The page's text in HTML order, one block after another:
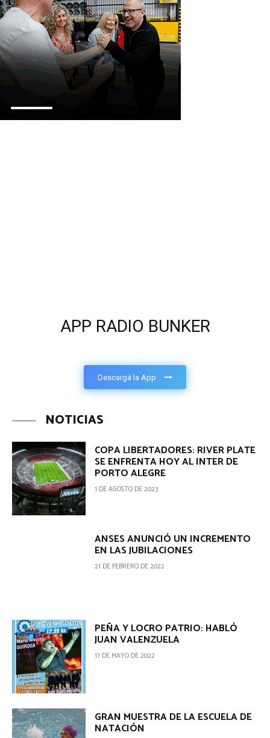
APP RADIO BUNKER
Descargá la App
NOTICIAS
COPA LIBERTADORES: RIVER PLATE
SE ENFRENTA HOY AL INTER DE
PORTO ALEGRE
1 DE AGOSTO DE 2023
ANSES ANUNCIÓ UN INCREMENTO
EN LAS JUBILACIONES
21 DE FEBRERO DE 2022
PEÑA Y LOCRO PATRIO: HABLÓ
JUAN VALENZUELA
17 DE MAYO DE 2022
GRAN MUESTRA DE LA ESCUELA DE
NATACIÓN